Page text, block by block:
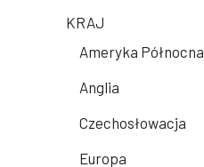
KRAJ
Ameryka Północna
Anglia
Czechosłowacja
Europa